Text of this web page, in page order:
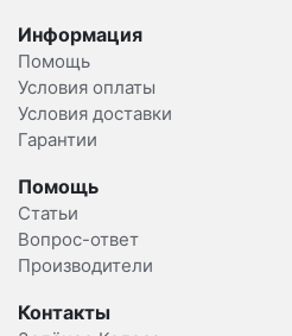
Информация
Помощь
Условия оплаты
Условия доставки
Гарантии
Помощь
Статьи
Вопрос-ответ
Производители
Контакты